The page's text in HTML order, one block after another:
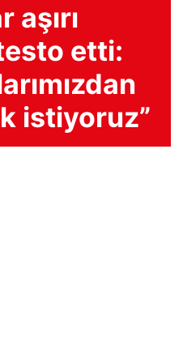
aşırı
etti:
istiyoruz”